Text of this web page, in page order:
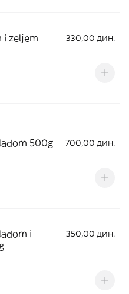
i zeljem
330,00 дин.
500g
700,00 дин.
i
350,00 дин.